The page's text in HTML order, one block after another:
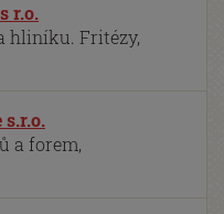
r.o.
hliníku. Fritézy,
s.r.o.
a forem,